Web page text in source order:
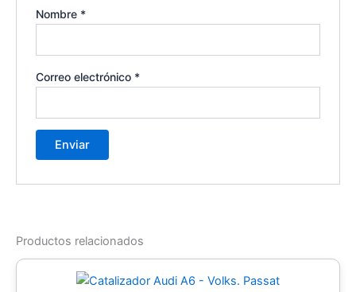
Nombre *
Correo electrónico *
Productos relacionados